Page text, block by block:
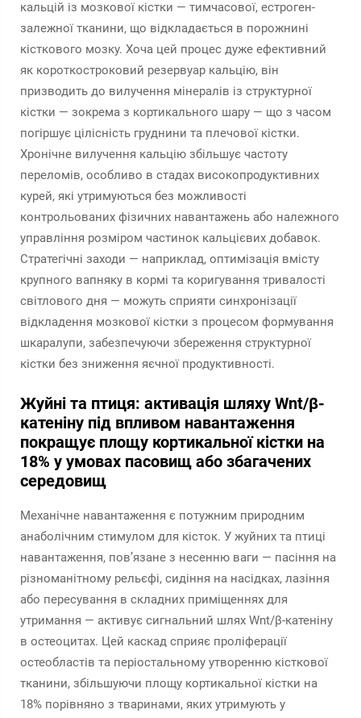
кальцій із мозкової кістки — тимчасової, естроген-
залежної тканини, що відкладається в порожнині
кісткового мозку. Хоча цей процес дуже ефективний
як короткостроковий резервуар кальцію, він
призводить до вилучення мінералів із структурної
кістки — зокрема з кортикального шару — що з часом
погіршує цілісність груднини та плечової кістки.
Хронічне вилучення кальцію збільшує частоту
переломів, особливо в стадах високопродуктивних
курей, які утримуються без можливості
контрольованих фізичних навантажень або належного
управління розміром частинок кальцієвих добавок.
Стратегічні заходи — наприклад, оптимізація вмісту
крупного вапняку в кормі та коригування тривалості
світлового дня — можуть сприяти синхронізації
відкладення мозкової кістки з процесом формування
шкаралупи, забезпечуючи збереження структурної
кістки без зниження яєчної продуктивності.
Жуйні та птиця: активація шляху Wnt/β-
катеніну під впливом навантаження
покращує площу кортикальної кістки на
18% у умовах пасовищ або збагачених
середовищ
Механічне навантаження є потужним природним
анаболічним стимулом для кісток. У жуйних та птиці
навантаження, пов’язане з несенню ваги — пасіння на
різноманітному рельєфі, сидіння на насідках, лазіння
або пересування в складних приміщеннях для
утримання — активує сигнальний шлях Wnt/β-катеніну
в остеоцитах. Цей каскад сприяє проліферації
остеобластів та періостальному утворенню кісткової
тканини, збільшуючи площу кортикальної кістки на
18% порівняно з тваринами, яких утримують у